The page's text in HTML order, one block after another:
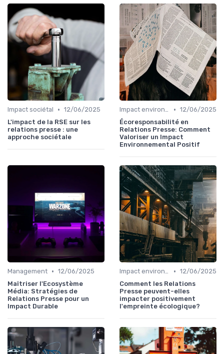
Impact sociétal • 12/06/2025
L'impact de la RSE sur les
relations presse : une
approche sociétale
Impact environnemental • 12/06/2025
Écoresponsabilité en
Relations Presse: Comment
Valoriser un Impact
Environnemental Positif
Management • 12/06/2025
Maîtriser l'Ecosystème
Média: Stratégies de
Relations Presse pour un
Impact Durable
Impact environnemental • 12/06/2025
Comment les Relations
Presse peuvent-elles
impacter positivement
l'empreinte écologique?